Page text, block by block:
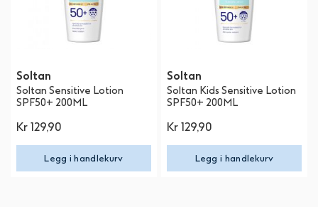
Soltan
Soltan Sensitive Lotion
SPF50+ 200ML
Kr 129,90
Legg i handlekurv
Soltan
Soltan Kids Sensitive Lotion
SPF50+ 200ML
Kr 129,90
Legg i handlekurv